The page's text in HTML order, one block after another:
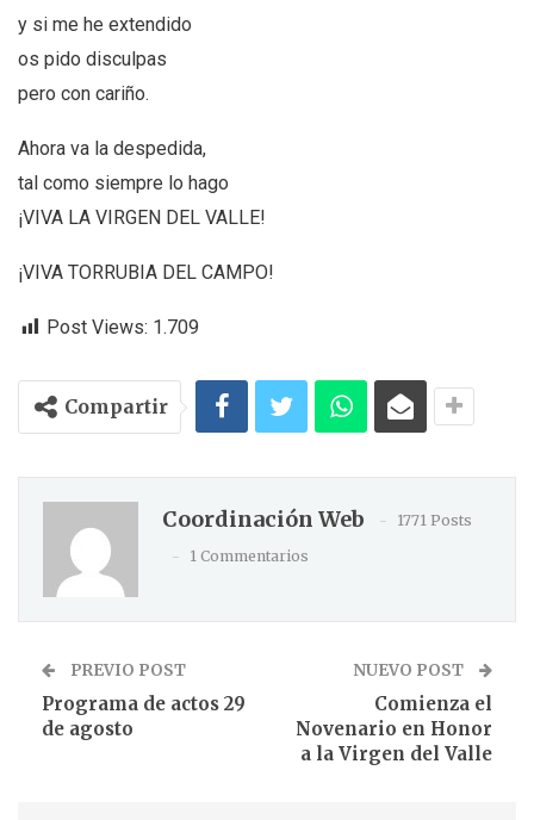
y si me he extendido
os pido disculpas
pero con cariño.
Ahora va la despedida,
tal como siempre lo hago
¡VIVA LA VIRGEN DEL VALLE!
¡VIVA TORRUBIA DEL CAMPO!
Post Views: 1.709
Compartir
Coordinación Web
1771 Posts
1 Commentarios
PREVIO POST
Programa de actos 29
de agosto
NUEVO POST
Comienza el
Novenario en Honor
a la Virgen del Valle